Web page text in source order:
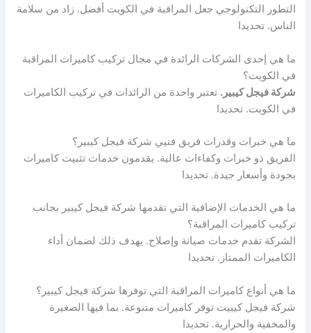
التطور التكنولوجي جعل المراقبة في الكويت أفضل. زاد من سلامة
الناس. تحديدا
ما هي إحدى الشركات الرائدة في مجال تركيب كاميرات المراقبة
في الكويت؟
شركة فيجل كيبير. تعتبر واحدة من الرائدات في تركيب الكاميرات
في الكويت. تحديدا
ما هي خبرات وقدرات فريق فنيي شركة فيجل كيبير؟
الفريق ذو خبرات وكفاءات عالية. يقدمون خدمات تثبيت كاميرات
بجودة وأسعار جيدة. تحديدا
ما هي الخدمات الإضافية التي تقدمها شركة فيجل كيبير بجانب
تركيب كاميرات المراقبة؟
الشركة تقدم خدمات صيانة وإصلاح. يهدف ذلك لضمان أداء
الكاميرات الممتاز. تحديدا
ما هي أنواع كاميرات المراقبة التي توفرها شركة فيجل كيبير؟
شركة فيجل كيبيت توفر كاميرات متنوعة. بما فيها الصغيرة
والمخفية والحرارية. تحديدا